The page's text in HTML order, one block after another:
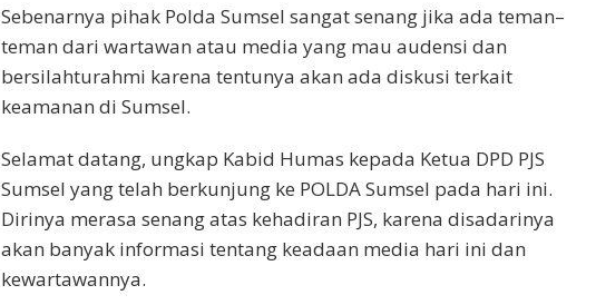
Sebenarnya pihak Polda Sumsel sangat senang jika ada teman–
teman dari wartawan atau media yang mau audensi dan
bersilahturahmi karena tentunya akan ada diskusi terkait
keamanan di Sumsel.
Selamat datang, ungkap Kabid Humas kepada Ketua DPD PJS
Sumsel yang telah berkunjung ke POLDA Sumsel pada hari ini.
Dirinya merasa senang atas kehadiran PJS, karena disadarinya
akan banyak informasi tentang keadaan media hari ini dan
kewartawannya.